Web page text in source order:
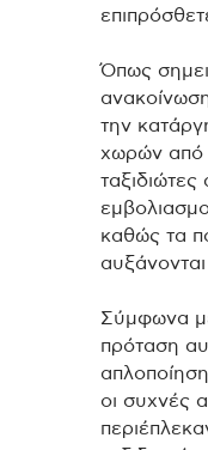
Όπως
την
χωρών από
καθώς τα
Σύμφωνα
πρόταση
οι συχνές